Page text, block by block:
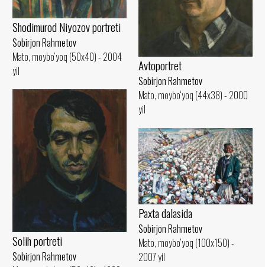
Shodimurod Niyozov portreti
Sobirjon Rahmetov
Mato, moybo‘yoq (50x40) - 2004
yil
Avtoportret
Sobirjon Rahmetov
Mato, moybo‘yoq (44x38) - 2000
yil
Solih portreti
Sobirjon Rahmetov
Paxta dalasida
Sobirjon Rahmetov
Mato, moybo‘yoq (100x150) -
2007 yil